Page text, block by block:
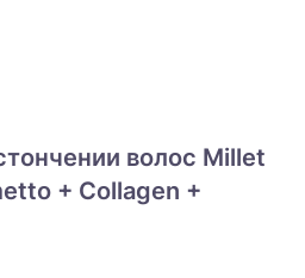
волос Millet
+ Collagen +